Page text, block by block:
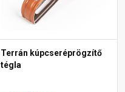
Terrán kúpcseréprögzítő
tégla